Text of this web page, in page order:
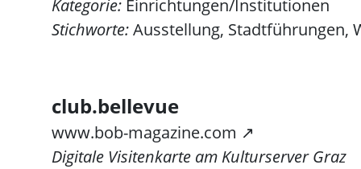
Kategorie: Einrichtungen/Institutionen
Stichworte:Ausstellung, Stadtführungen,
club.bellevue
www.bob-magazine.com ↗
Digitale Visitenkarte am Kulturserver Graz